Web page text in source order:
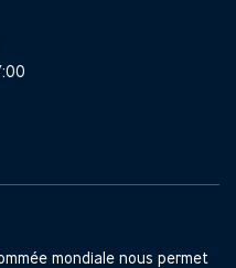
mondiale nous permet